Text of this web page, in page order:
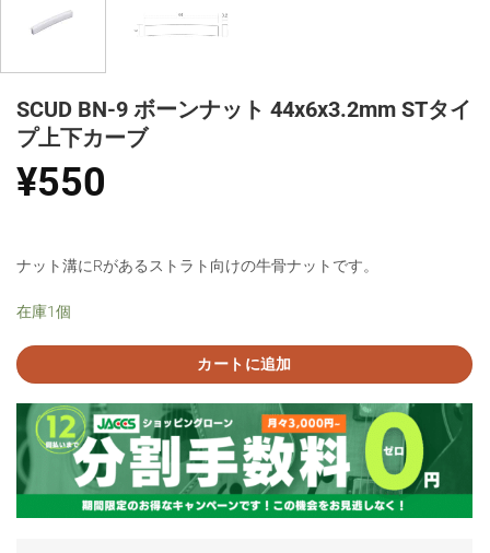
SCUD BN-9 ボーンナット 44x6x3.2mm STタイ
プ上下カーブ
¥550
ナット溝にRがあるストラト向けの牛骨ナットです。
在庫1個
カートに追加